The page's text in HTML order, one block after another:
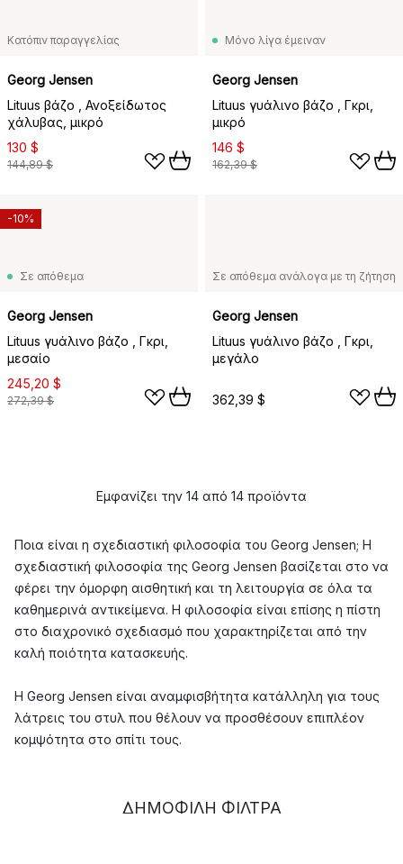
Κατόπιν παραγγελίας
Georg Jensen
Lituus βάζο , Ανοξείδωτος
χάλυβας, μικρό
130 $
144,89 $
Μόνο λίγα έμειναν
Georg Jensen
Lituus γυάλινο βάζο , Γκρι,
μικρό
146 $
162,39 $
Σε απόθεμα
Georg Jensen
Lituus γυάλινο βάζο , Γκρι,
μεσαίο
245,20 $
272,39 $
-10%
Σε απόθεμα ανάλογα με τη ζήτηση
Georg Jensen
Lituus γυάλινο βάζο , Γκρι,
μεγάλο
362,39 $
Εμφανίζει την 14 από 14 προϊόντα
Ποια είναι η σχεδιαστική φιλοσοφία του Georg Jensen; Η
σχεδιαστική φιλοσοφία της Georg Jensen βασίζεται στο να
φέρει την όμορφη αισθητική και τη λειτουργία σε όλα τα
καθημερινά αντικείμενα. Η φιλοσοφία είναι επίσης η πίστη
στο διαχρονικό σχεδιασμό που χαρακτηρίζεται από την
καλή ποιότητα κατασκευής.
Η Georg Jensen είναι αναμφισβήτητα κατάλληλη για τους
λάτρεις του στυλ που θέλουν να προσθέσουν επιπλέον
κομψότητα στο σπίτι τους.
του οίκου σχεδιασμού Georg Jensen ξεκινάει από πολύ
ΔΗΜΟΦΙΛΉ ΦΊΛΤΡΑ